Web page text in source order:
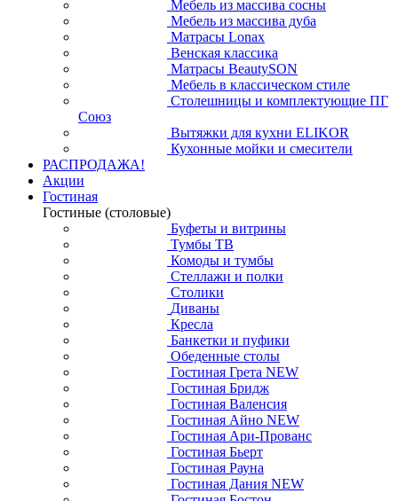
Мебель из массива сосны
Мебель из массива дуба
Матрасы Lonax
Венская классика
Матрасы BeautySON
Мебель в классическом стиле
Столешницы и комплектующие ПГ
Союз
Вытяжки для кухни ELIKOR
Кухонные мойки и смесители
РАСПРОДАЖА!
Акции
Гостиная
Гостиные (столовые)
Буфеты и витрины
Тумбы ТВ
Комоды и тумбы
Стеллажи и полки
Столики
Диваны
Кресла
Банкетки и пуфики
Обеденные столы
Гостиная Грета NEW
Гостиная Бридж
Гостиная Валенсия
Гостиная Айно NEW
Гостиная Ари-Прованс
Гостиная Бьерт
Гостиная Рауна
Гостиная Дания NEW